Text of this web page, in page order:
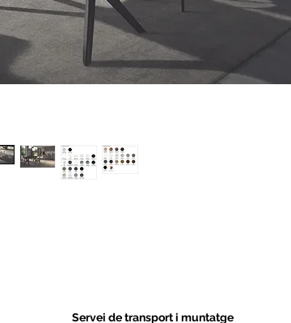
Servei de transport i muntatge